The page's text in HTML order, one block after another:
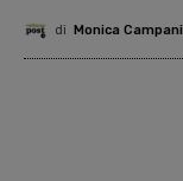
di Monica Campani